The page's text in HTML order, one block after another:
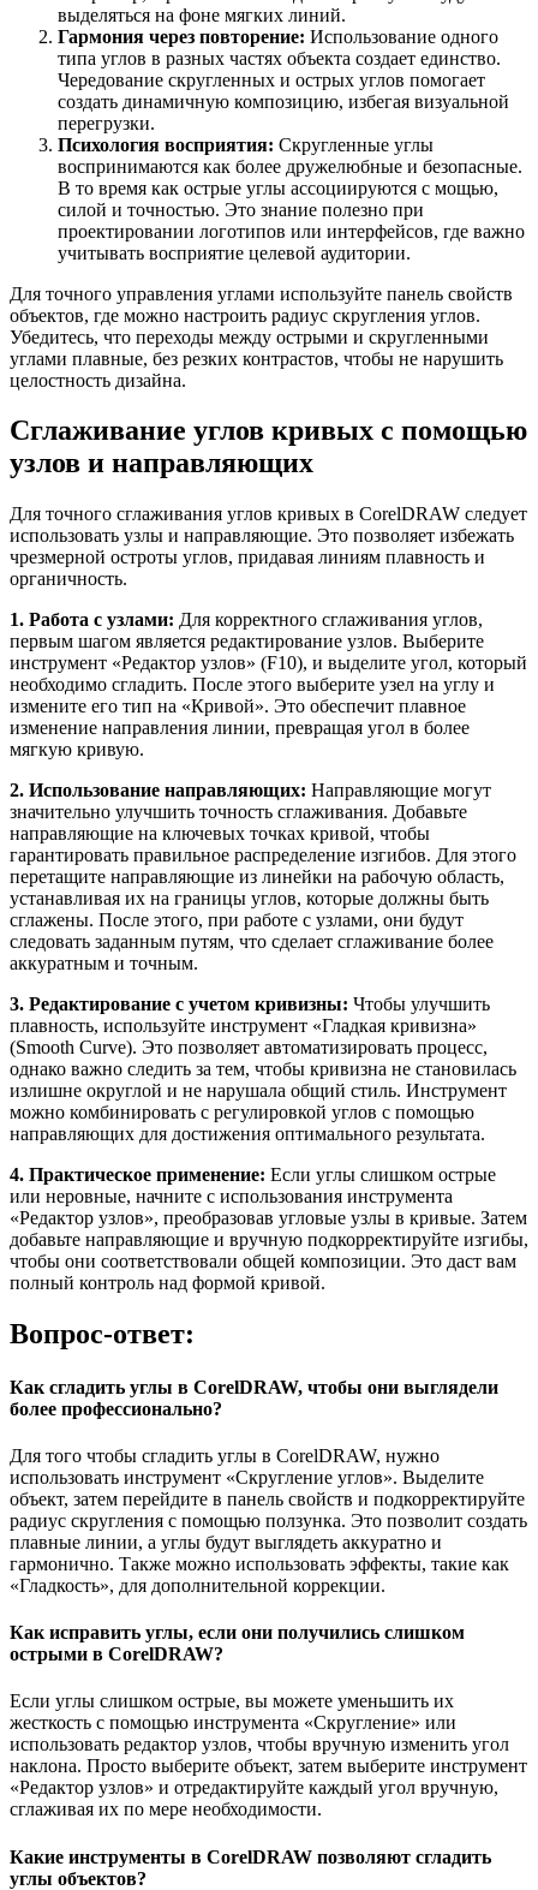
выделяться на фоне мягких линий.
Гармония через повторение: Использование одного
типа углов в разных частях объекта создает единство.
Чередование скругленных и острых углов помогает
создать динамичную композицию, избегая визуальной
перегрузки.
Психология восприятия: Скругленные углы
воспринимаются как более дружелюбные и безопасные.
В то время как острые углы ассоциируются с мощью,
силой и точностью. Это знание полезно при
проектировании логотипов или интерфейсов, где важно
учитывать восприятие целевой аудитории.
Для точного управления углами используйте панель свойств
объектов, где можно настроить радиус скругления углов.
Убедитесь, что переходы между острыми и скругленными
углами плавные, без резких контрастов, чтобы не нарушить
целостность дизайна.
Сглаживание углов кривых с помощью
узлов и направляющих
Для точного сглаживания углов кривых в CorelDRAW следует
использовать узлы и направляющие. Это позволяет избежать
чрезмерной остроты углов, придавая линиям плавность и
органичность.
1. Работа с узлами: Для корректного сглаживания углов,
первым шагом является редактирование узлов. Выберите
инструмент «Редактор узлов» (F10), и выделите угол, который
необходимо сгладить. После этого выберите узел на углу и
измените его тип на «Кривой». Это обеспечит плавное
изменение направления линии, превращая угол в более
мягкую кривую.
2. Использование направляющих: Направляющие могут
значительно улучшить точность сглаживания. Добавьте
направляющие на ключевых точках кривой, чтобы
гарантировать правильное распределение изгибов. Для этого
перетащите направляющие из линейки на рабочую область,
устанавливая их на границы углов, которые должны быть
сглажены. После этого, при работе с узлами, они будут
следовать заданным путям, что сделает сглаживание более
аккуратным и точным.
3. Редактирование с учетом кривизны: Чтобы улучшить
плавность, используйте инструмент «Гладкая кривизна»
(Smooth Curve). Это позволяет автоматизировать процесс,
однако важно следить за тем, чтобы кривизна не становилась
излишне округлой и не нарушала общий стиль. Инструмент
можно комбинировать с регулировкой углов с помощью
направляющих для достижения оптимального результата.
4. Практическое применение: Если углы слишком острые
или неровные, начните с использования инструмента
«Редактор узлов», преобразовав угловые узлы в кривые. Затем
добавьте направляющие и вручную подкорректируйте изгибы,
чтобы они соответствовали общей композиции. Это даст вам
полный контроль над формой кривой.
Вопрос-ответ:
Как сгладить углы в CorelDRAW, чтобы они выглядели
более профессионально?
Для того чтобы сгладить углы в CorelDRAW, нужно
использовать инструмент «Скругление углов». Выделите
объект, затем перейдите в панель свойств и подкорректируйте
радиус скругления с помощью ползунка. Это позволит создать
плавные линии, а углы будут выглядеть аккуратно и
гармонично. Также можно использовать эффекты, такие как
«Гладкость», для дополнительной коррекции.
Как исправить углы, если они получились слишком
острыми в CorelDRAW?
Если углы слишком острые, вы можете уменьшить их
жесткость с помощью инструмента «Скругление» или
использовать редактор узлов, чтобы вручную изменить угол
наклона. Просто выберите объект, затем выберите инструмент
«Редактор узлов» и отредактируйте каждый угол вручную,
сглаживая их по мере необходимости.
Какие инструменты в CorelDRAW позволяют сгладить
углы объектов?